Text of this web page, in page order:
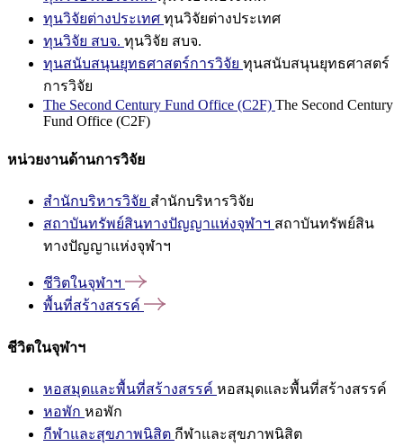
ทุนวิจัยต่างประเทศ ทุนวิจัยต่างประเทศ
ทุนวิจัย สบจ. ทุนวิจัย สบจ.
ทุนสนับสนุนยุทธศาสตร์การวิจัย ทุนสนับสนุนยุทธศาสตร์
การวิจัย
The Second Century Fund Office (C2F) The Second Century
Fund Office (C2F)
หน่วยงานด้านการวิจัย
สำนักบริหารวิจัย สำนักบริหารวิจัย
สถาบันทรัพย์สินทางปัญญาแห่งจุฬาฯ สถาบันทรัพย์สิน
ทางปัญญาแห่งจุฬาฯ
ชีวิตในจุฬาฯ
พื้นที่สร้างสรรค์
ชีวิตในจุฬาฯ
หอสมุดและพื้นที่สร้างสรรค์ หอสมุดและพื้นที่สร้างสรรค์
หอพัก หอพัก
กีฬาและสุขภาพนิสิต กีฬาและสุขภาพนิสิต